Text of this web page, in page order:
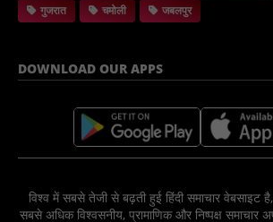
गुजरात
चमोली जबलपुर
DOWNLOAD OUR APPS
विश्व में सबसे तेजी से बढ़ती हुई हिंदी समाचार वेबसाइट
सबसे अधिक विश्वसनीय, प्रामाणिक और निष्पक्ष समाचार